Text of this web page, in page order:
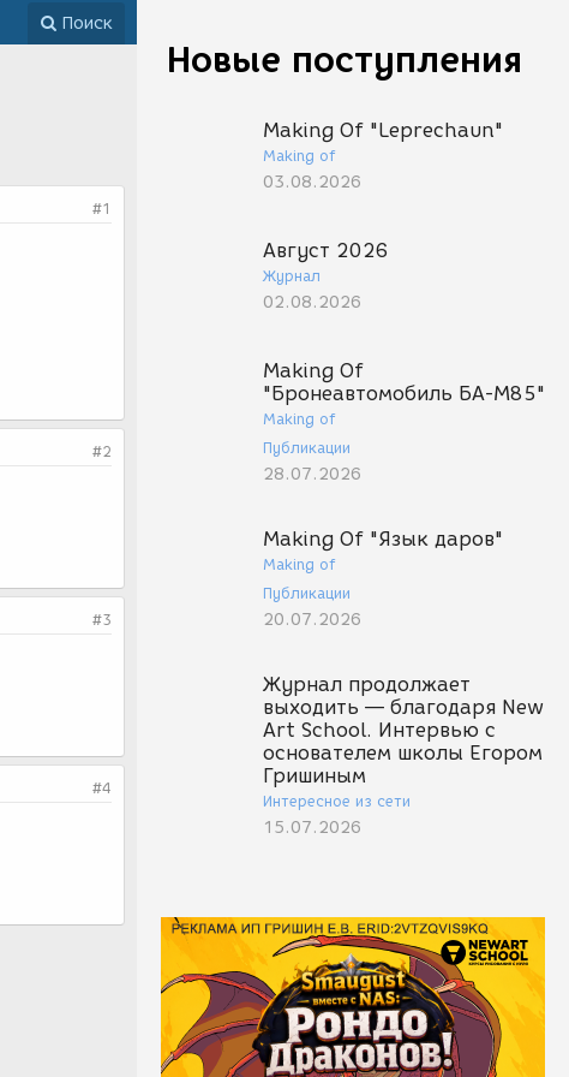
Новые поступления
Making Of "Leprechaun"
Making of
03.08.2026
Август 2026
Журнал
02.08.2026
Making Of
"Бронеавтомобиль БА-М85"
Making of
Публикации
28.07.2026
Making Of "Язык даров"
Making of
Публикации
20.07.2026
Журнал продолжает
выходить — благодаря New
Art School. Интервью с
основателем школы Егором
Гришиным
Интересное из сети
15.07.2026
Поиск
#1
#2
#3
#4